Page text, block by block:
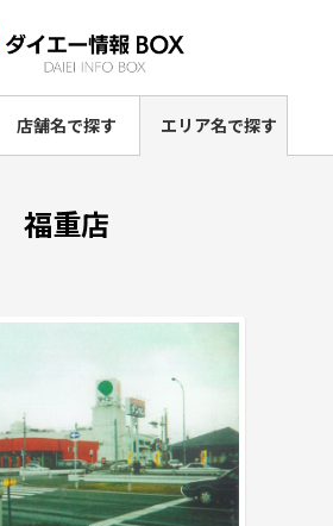
店舗名で探す エリア名で探す
福重店